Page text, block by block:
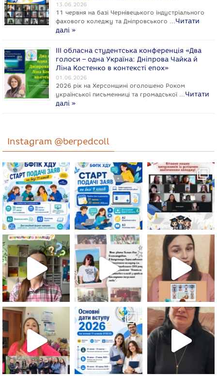
13.06.2026
11 червня на базі Чернівецького індустріального
фахового коледжу та Дніпровського … Читати
далі »
ІІІ обласна студентська конференція «Два
голоси – одна Україна: Дніпрова Чайка й
Ліна Костенко в контексті епох»
01.06.2026
2026 рік на Херсонщині оголошено Роком
укpaїнcької письменниці та громадської … Читати
далі »
Instagram @berpedcoll